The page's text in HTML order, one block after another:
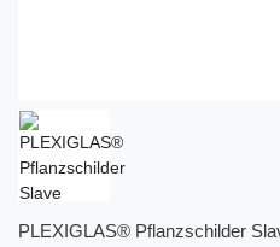
PLEXIGLAS® Pflanzschilder